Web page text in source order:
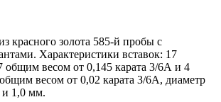
красного золота 585-й пробы с
Характеристики вставок: 17
общим весом от 0,145 карата 3/6А и 4
весом от 0,02 карата 3/6А, диаметр
и 1,0 мм.